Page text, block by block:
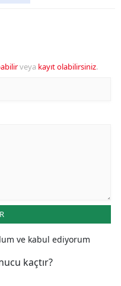
veya kayıt olabilirsiniz.
ve kabul ediyorum
kaçtır?